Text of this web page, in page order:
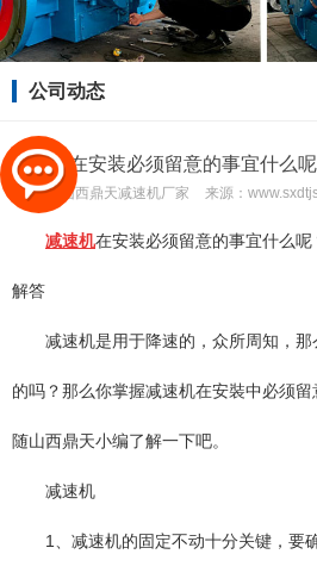
公司动态
作者： 山西鼎天减速机厂家 来源：
减速机在安装必须留意的事宜什么
解答
减速机是用于降速的，众所周知，
的吗？那么你掌握减速机在安裝中必须
随山西鼎天小编了解一下吧。
减速机
1、减速机的固定不动十分关键，要